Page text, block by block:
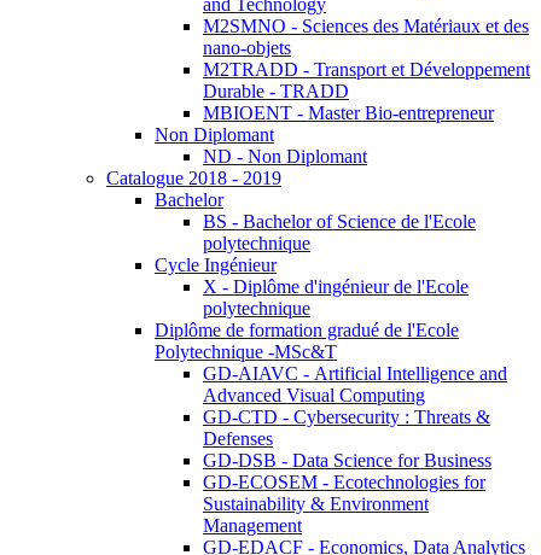
and Technology
M2SMNO - Sciences des Matériaux et des
nano-objets
M2TRADD - Transport et Développement
Durable - TRADD
MBIOENT - Master Bio-entrepreneur
Non Diplomant
ND - Non Diplomant
Catalogue 2018 - 2019
Bachelor
BS - Bachelor of Science de l'Ecole
polytechnique
Cycle Ingénieur
X - Diplôme d'ingénieur de l'Ecole
polytechnique
Diplôme de formation gradué de l'Ecole
Polytechnique -MSc&T
GD-AIAVC - Artificial Intelligence and
Advanced Visual Computing
GD-CTD - Cybersecurity : Threats &
Defenses
GD-DSB - Data Science for Business
GD-ECOSEM - Ecotechnologies for
Sustainability & Environment
Management
GD-EDACF - Economics, Data Analytics